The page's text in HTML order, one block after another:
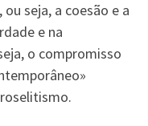
seja, a coesão e a
e na
o compromisso